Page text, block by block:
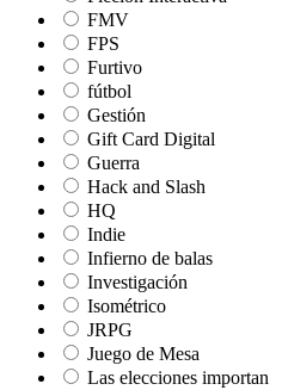
FMV
FPS
Furtivo
fútbol
Gestión
Gift Card Digital
Guerra
Hack and Slash
HQ
Indie
Infierno de balas
Investigación
Isométrico
JRPG
Juego de Mesa
Las elecciones importan